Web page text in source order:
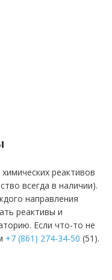
реактивов
всегда в наличии).
направления
реактивы и
Если что-то не
+7 (861) 274-34-50 (51).